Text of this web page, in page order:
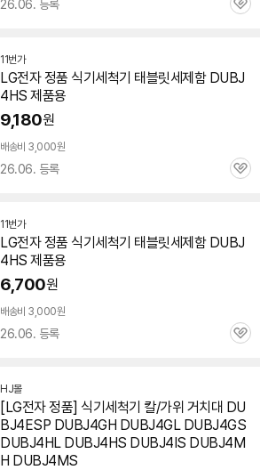
26.06. 등록
관
11번가
LG전자 정품 식기세척기 태블릿세제함 DUBJ
4HS 제품용
9,180원
배송비 3,000원
26.06. 등록
관
11번가
LG전자 정품 식기세척기 태블릿세제함 DUBJ
4HS 제품용
6,700원
배송비 3,000원
26.06. 등록
관
HJ몰네
이
버
페
이
[LG전자 정품] 식기세척기 칼/가위 거치대 DU
BJ4ESP DUBJ4GH DUBJ4GL DUBJ4GS
DUBJ4HL DUBJ4HS DUBJ4IS DUBJ4M
H DUBJ4MS